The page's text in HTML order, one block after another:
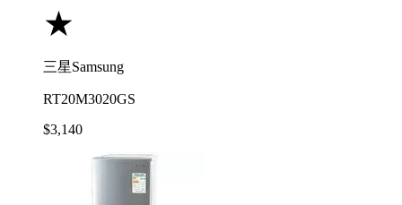
★
三星Samsung
RT20M3020GS
$3,140